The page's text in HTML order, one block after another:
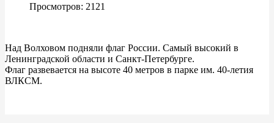
Просмотров: 2121
Над Волховом подняли флаг России. Самый высокий в
Ленинградской области и Санкт-Петербурге.
Флаг развевается на высоте 40 метров в парке им. 40-летия
ВЛКСМ.